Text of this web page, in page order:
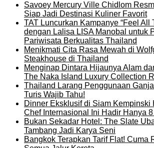
Savoey Mercury Ville Chidlom
Siap Jadi Destinasi Kuliner Favorit
TAT Luncurkan Kampanye “Feel All
dengan Lalisa LISA Manobal untuk
Pariwisata Berkualitas Thailand
Menikmati Cita Rasa Mewah di
Steakhouse di Thailand
Menginap Dintara Hijaunya Alam
The Naka Island Luxury Collection
Thailand Larang Penggunaan
Turis Wajib Tahu!
Dinner Eksklusif di Siam Kempinski
Chef Internasional Ini Hadir Hanya
Bukan Sekadar Hotel: The Slate
Tambang Jadi Karya Seni
Bangkok Terapkan Tarif Flat! Cuma